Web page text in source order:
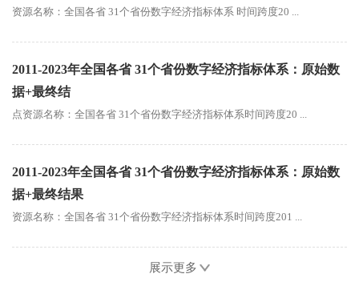
资源名称：全国各省 31个省份数字经济指标体系 时间跨度20 ...
2011-2023年全国各省 31个省份数字经济指标体系：原始数
据+最终结
点资源名称：全国各省 31个省份数字经济指标体系时间跨度20 ...
2011-2023年全国各省 31个省份数字经济指标体系：原始数
据+最终结果
资源名称：全国各省 31个省份数字经济指标体系时间跨度201 ...
展示更多